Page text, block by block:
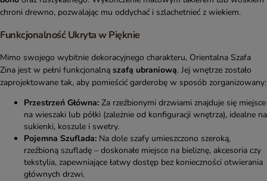
chroni drewno, pozwalając mu oddychać i szlachetnieć z wiekiem.
Funkcjonalność Ukryta w Pięknie
Mimo swojego wybitnie dekoracyjnego charakteru, Orientalna Szafa
Zina jest w pełni funkcjonalną szafą ubraniową. Jej wnętrze zostało
zaprojektowane tak, aby pomieścić garderobę w sposób zorganizowany:
Przestrzeń Główna: Za rzeźbionymi drzwiami znajduje się miejsce
na wieszaki lub półki (zależnie od konfiguracji wnętrza), idealne na
sukienki, koszule i swetry.
Pojemna Szuflada: Na dole szafy umieszczono szeroką,
rzeźbioną szufladę – doskonałe miejsce na bieliznę, akcesoria czy
tekstylia, zapewniające łatwy dostęp bez konieczności otwierania
głównych drzwi.